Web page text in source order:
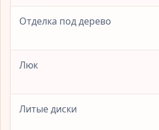
Отделка под дерево
Люк
Литые диски